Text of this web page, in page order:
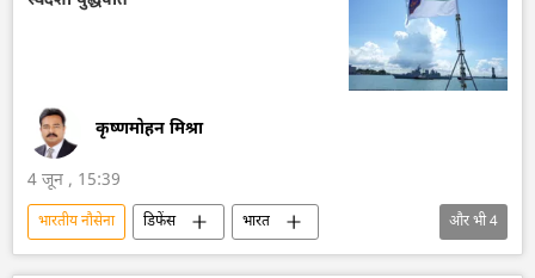
सैन्य अभ्यास
कृष्णमोहन मिश्रा
4 जून , 15:39
भारतीय नौसेना डिफेंस
भारत
फ्रिगेट विंध्यगिरि
ब्रह्मोस
अरब सागर
और भी4